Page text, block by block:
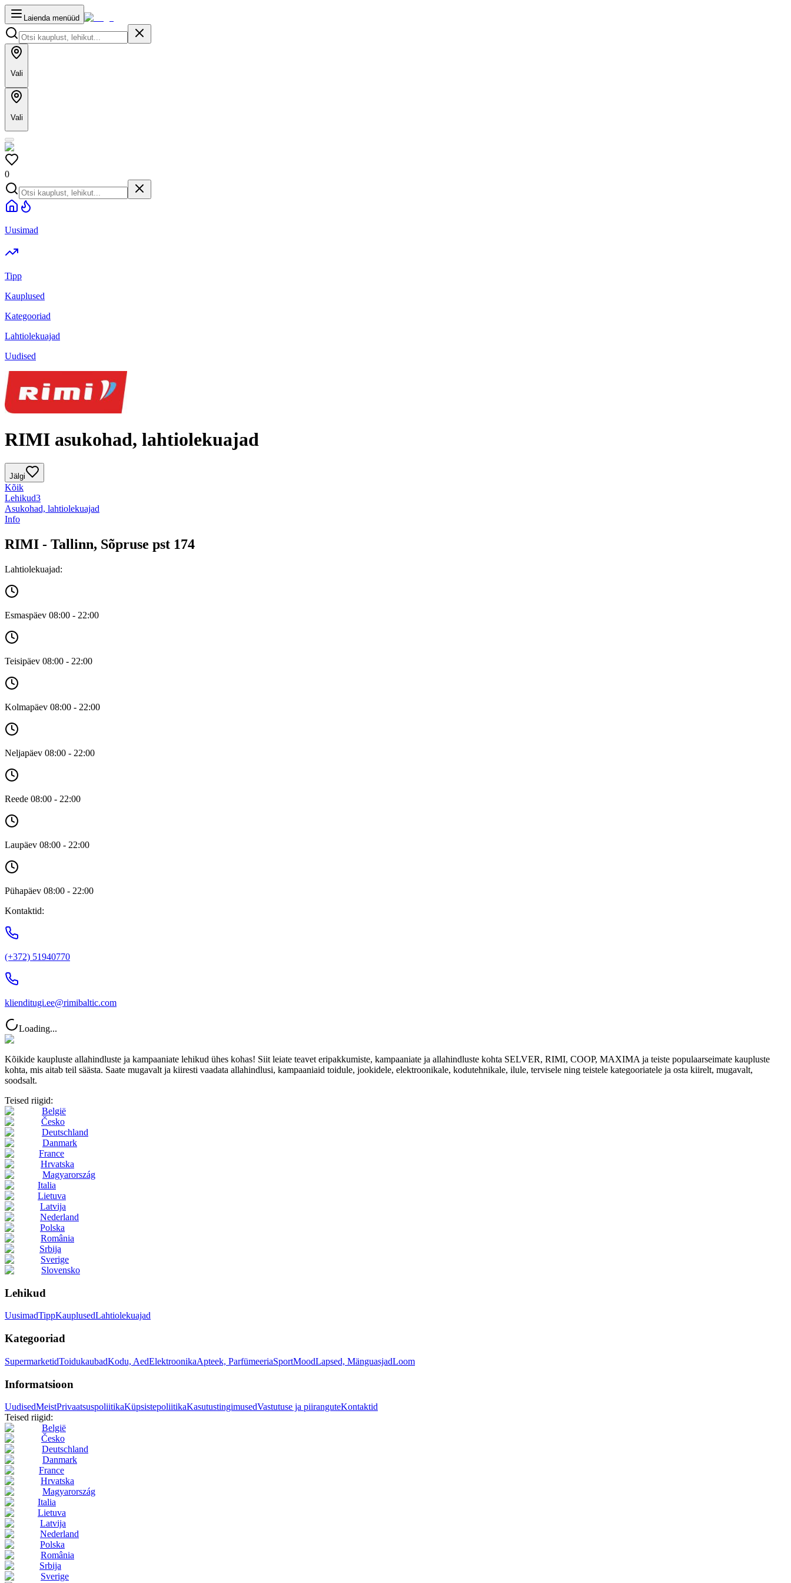
Laienda menüüd
Vali
Vali
0
Uusimad
Tipp
Kauplused
Kategooriad
Lahtiolekuajad
Uudised
RIMI asukohad, lahtiolekuajad
Jälgi
Kõik
Lehikud3
Asukohad, lahtiolekuajad
Info
RIMI - Tallinn, Sõpruse pst 174
Lahtiolekuajad:
Esmaspäev 08:00 - 22:00
Teisipäev 08:00 - 22:00
Kolmapäev 08:00 - 22:00
Neljapäev 08:00 - 22:00
Reede 08:00 - 22:00
Laupäev 08:00 - 22:00
Pühapäev 08:00 - 22:00
Kontaktid:
(+372) 51940770
klienditugi.ee@rimibaltic.com
Loading...
Kõikide kaupluste allahindluste ja kampaaniate lehikud ühes kohas! Siit leiate teavet eripakkumiste, kampaaniate ja allahindluste kohta SELVER, RIMI, COOP, MAXIMA ja teiste populaarseimate kaupluste
kohta, mis aitab teil säästa. Saate mugavalt ja kiiresti vaadata allahindlusi, kampaaniaid toidule, jookidele, elektroonikale, kodutehnikale, ilule, tervisele ning teistele kategooriatele ja osta kiirelt, mugavalt,
soodsalt.
Teised riigid:
België
Česko
Deutschland
Danmark
France
Hrvatska
Magyarország
Italia
Lietuva
Latvija
Nederland
Polska
România
Srbija
Sverige
Slovensko
Lehikud
UusimadTippKauplusedLahtiolekuajad
Kategooriad
SupermarketidToidukaubadKodu, AedElektroonikaApteek, ParfümeeriaSportMoodLapsed, MänguasjadLoom
Informatsioon
UudisedMeistPrivaatsuspoliitikaKüpsistepoliitikaKasutustingimusedVastutuse ja piiranguteKontaktid
Teised riigid:
België
Česko
Deutschland
Danmark
France
Hrvatska
Magyarország
Italia
Lietuva
Latvija
Nederland
Polska
România
Srbija
Sverige